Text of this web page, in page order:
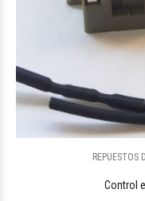
REPUESTOS
Control